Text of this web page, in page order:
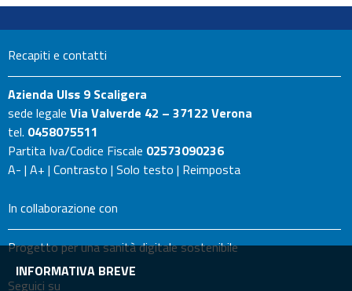
Recapiti e contatti
Azienda Ulss 9 Scaligera
sede legale Via Valverde 42 – 37122 Verona
tel. 0458075511
Partita Iva/Codice Fiscale 02573090236
A- | A+ | Contrasto | Solo testo | Reimposta
In collaborazione con
Progetto per una sanità digitale sostenibile
Seguici su
INFORMATIVA BREVE